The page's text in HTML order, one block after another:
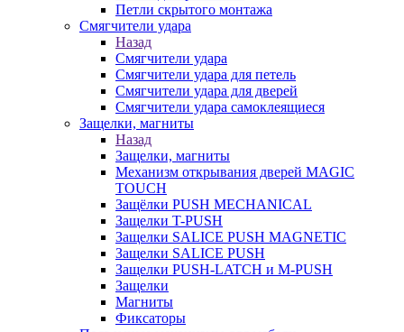
Петли скрытого монтажа
Смягчители удара
Назад
Смягчители удара
Смягчители удара для петель
Смягчители удара для дверей
Cмягчители удара самоклеящиеся
Защелки, магниты
Назад
Защелки, магниты
Механизм открывания дверей MAGIC
TOUCH
Защёлки PUSH MECHANICAL
Защелки T-PUSH
Защелки SALICE PUSH MAGNETIC
Защелки SALICE PUSH
Защелки PUSH-LATCH и M-PUSH
Защелки
Магниты
Фиксаторы